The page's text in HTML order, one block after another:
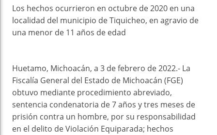
Los hechos ocurrieron en octubre de 2020 en una
localidad del municipio de Tiquicheo, en agravio de
una menor de 11 años de edad
Huetamo, Michoacán, a 3 de febrero de 2022.- La
Fiscalía General del Estado de Michoacán (FGE)
obtuvo mediante procedimiento abreviado,
sentencia condenatoria de 7 años y tres meses de
prisión contra un hombre, por su responsabilidad
en el delito de Violación Equiparada; hechos